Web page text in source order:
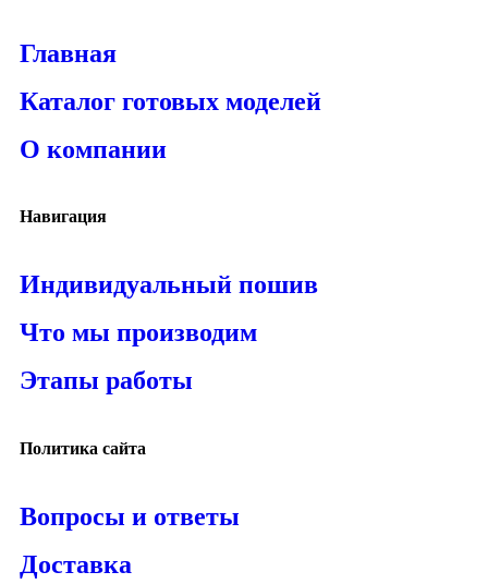
Главная
Каталог готовых моделей
О компании
Навигация
Индивидуальный пошив
Что мы производим
Этапы работы
Политика сайта
Вопросы и ответы
Доставка